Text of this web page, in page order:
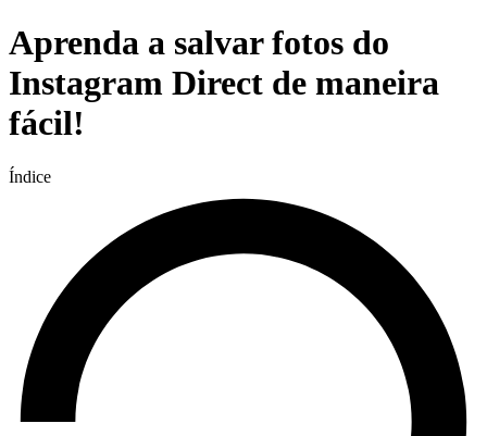
Aprenda a salvar fotos do
Instagram Direct de maneira
fácil!
Índice